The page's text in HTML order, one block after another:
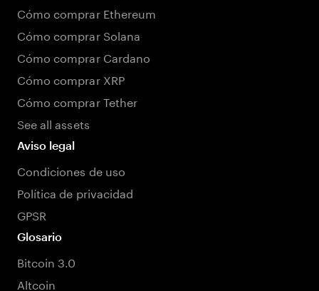
Cómo comprar Ethereum
Cómo comprar Solana
Cómo comprar Cardano
Cómo comprar XRP
Cómo comprar Tether
See all assets
Aviso legal
Condiciones de uso
Política de privacidad
GPSR
Glosario
Bitcoin 3.0
Altcoin